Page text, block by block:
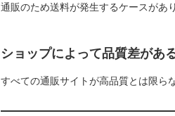
通販のため送料が発生するケースがあ
ショップによって品質差があ
すべての通販サイトが高品質とは限ら